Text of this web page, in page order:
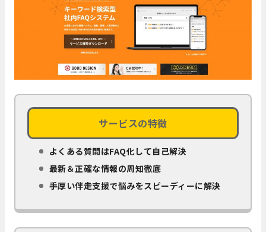
サービスの特徴
よくある質問はFAQ化して自己解決
最新＆正確な情報の周知徹底
手厚い伴走支援で悩みをスピーディーに解決